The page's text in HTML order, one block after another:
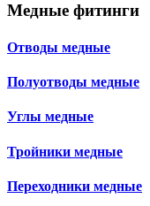
Медные фитинги
Отводы медные
Полуотводы медные
Углы медные
Тройники медные
Переходники медные